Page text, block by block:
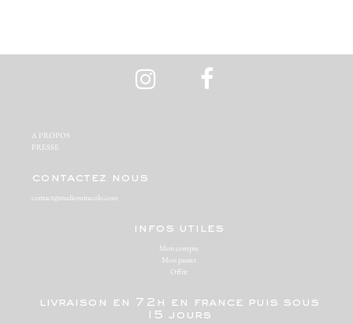
A PROPOS‬
PRESSE‬
contactez nous
contact@studiomiracolo.com
infos utiles
Mon compte
Mon panier
Offrir
livraison en 72h en france puis sous
15 jours